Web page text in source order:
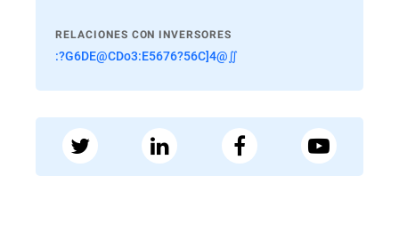
RELACIONES CON INVERSORES
:?G6DE@CDo3:E5676?56C]4@∬